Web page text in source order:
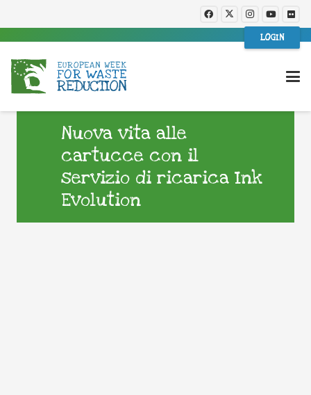
LOGIN
Nuova vita alle
cartucce con il
servizio di ricarica Ink
Evolution